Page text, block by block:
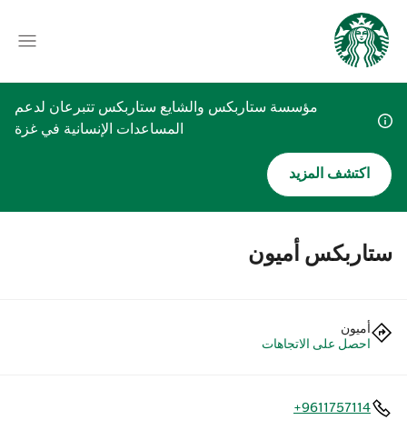
مؤسسة ستاربكس والشايع ستاربكس تتبرعان لدعم
المساعدات الإنسانية في غزة
اكتشف المزيد
ستاربكس أميون
أميون
احصل على الاتجاهات
+9611757114